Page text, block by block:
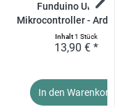
Funduino UNO R3
Mikrocontroller -
Inhalt1 Stück
13,90 € *
In den Warenkorb